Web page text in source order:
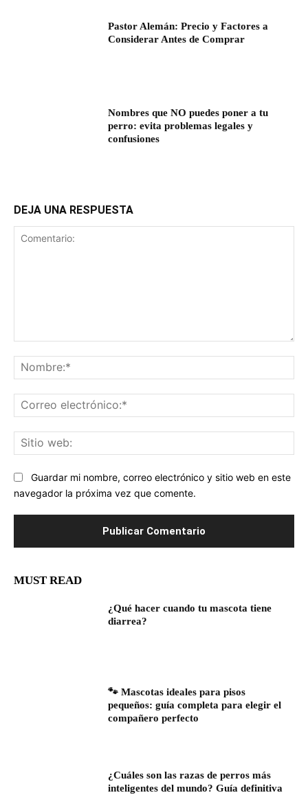
Pastor Alemán: Precio y Factores a
Considerar Antes de Comprar
Nombres que NO puedes poner a tu
perro: evita problemas legales y
confusiones
DEJA UNA RESPUESTA
Guardar mi nombre, correo electrónico y sitio web en este
navegador la próxima vez que comente.
MUST READ
¿Qué hacer cuando tu mascota tiene
diarrea?
🐾 Mascotas ideales para pisos
pequeños: guía completa para elegir el
compañero perfecto
¿Cuáles son las razas de perros más
inteligentes del mundo? Guía definitiva